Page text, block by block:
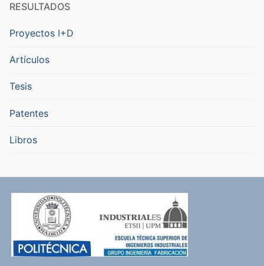
RESULTADOS
Proyectos I+D
Artículos
Tesis
Patentes
Libros